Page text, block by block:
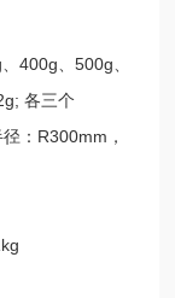
400g、500g、
各三个
：R300mm，